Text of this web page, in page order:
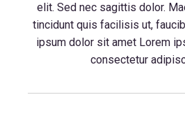
elit. Sed nec sagittis dolor.
tincidunt quis facilisis ut,
ipsum dolor sit amet Lorem
consectetur